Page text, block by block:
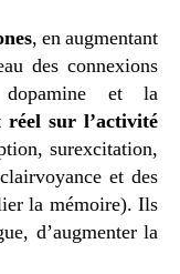
, en augmentant
des connexions
et la
réel sur l’activité
surexcitation,
et des
la mémoire). Ils
d’augmenter la